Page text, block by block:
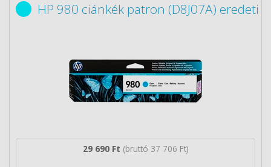
HP 980 ciánkék patron (D8J07A) eredeti
29 690 Ft (bruttó 37 706 Ft)